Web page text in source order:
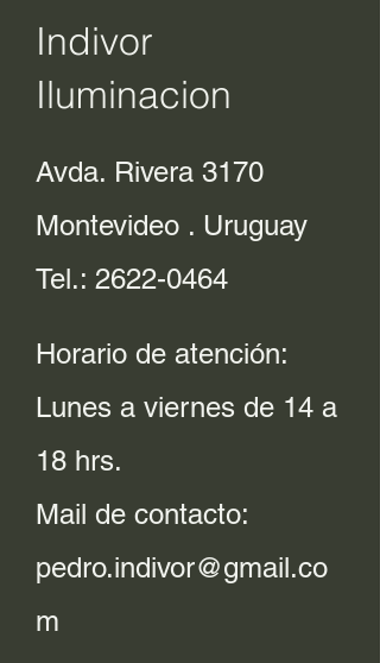
Indivor
Iluminacion
Avda. Rivera 3170
Montevideo . Uruguay
Tel.: 2622-0464
Horario de atención:
Lunes a viernes de 14 a
18 hrs.
Mail de contacto:
pedro.indivor@gmail.co
m